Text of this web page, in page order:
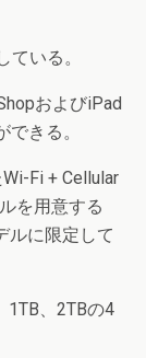
いる。
およびiPad
きる。
Fi + Cellular
を用意する
ルに限定して
1TB、2TBの4